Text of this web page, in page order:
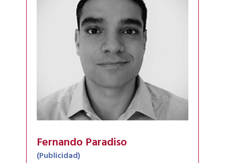
Fernando Paradiso
(Publicidad)